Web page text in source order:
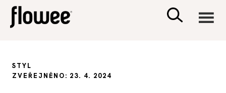
STYL
ZVEŘEJNĚNO: 23. 4. 2024